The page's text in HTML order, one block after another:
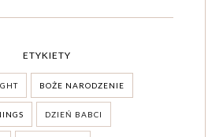
ETYKIETY
BOŻE NARODZENIE
DZIEŃ BABCI